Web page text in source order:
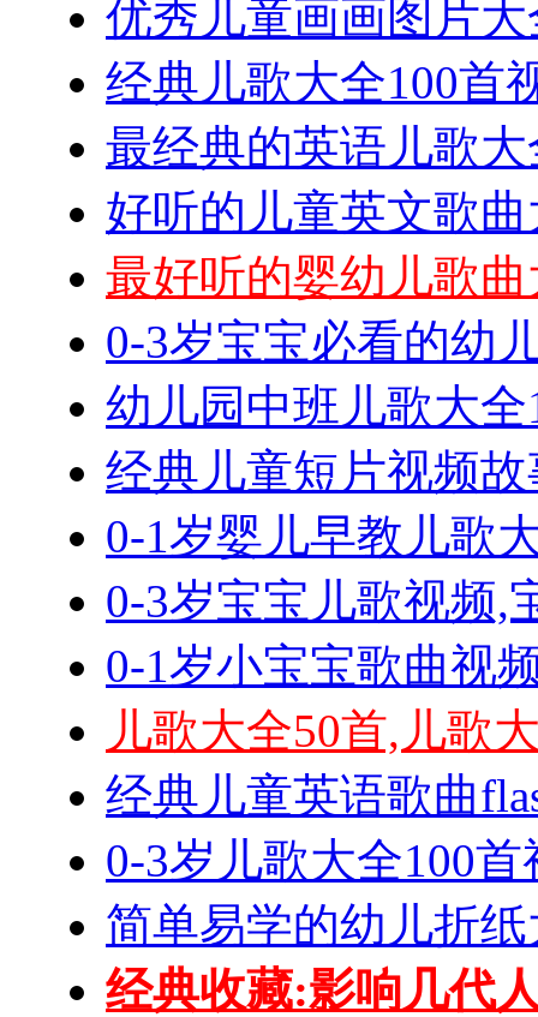
优秀儿童画画图片大
经典儿歌大全100首
最经典的英语儿歌
好听的儿童英文歌
最好听的婴幼儿歌
0-3岁宝宝必看的幼
幼儿园中班儿歌大全
经典儿童短片视频
0-1岁婴儿早教儿歌
0-3岁宝宝儿歌视频,
0-1岁小宝宝歌曲视
儿歌大全50首,儿歌
经典儿童英语歌曲
0-3岁儿歌大全100首
简单易学的幼儿折
经典收藏:影响几代